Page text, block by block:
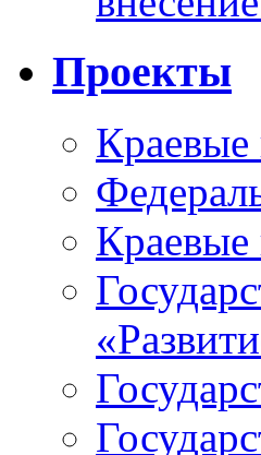
Проекты
Краевые